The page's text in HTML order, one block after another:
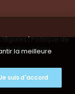
légales|Politique de
la meilleure
suis d'accord